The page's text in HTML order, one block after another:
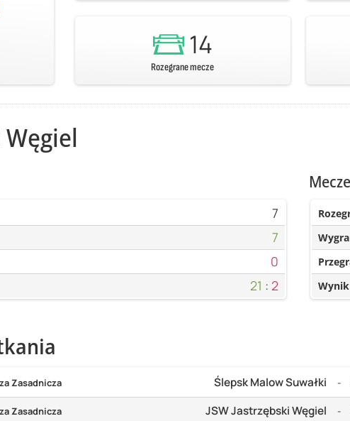
14
Rozegrane mecze
Węgiel
7
7
0
21 : 2
Zasadnicza Ślepsk Malow Suwałki -
Zasadnicza JSW Jastrzębski Węgiel -